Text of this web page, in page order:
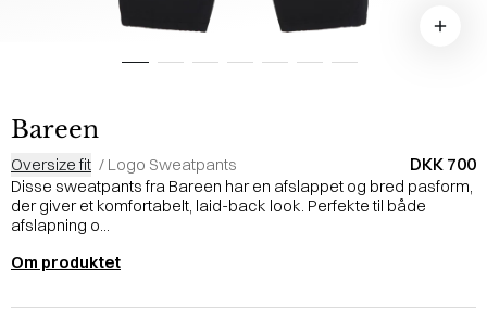
Bareen
Oversize fit / Logo Sweatpants DKK 700
Disse sweatpants fra Bareen har en afslappet og bred pasform,
der giver et komfortabelt, laid-back look. Perfekte til både
afslapning o...
Om produktet